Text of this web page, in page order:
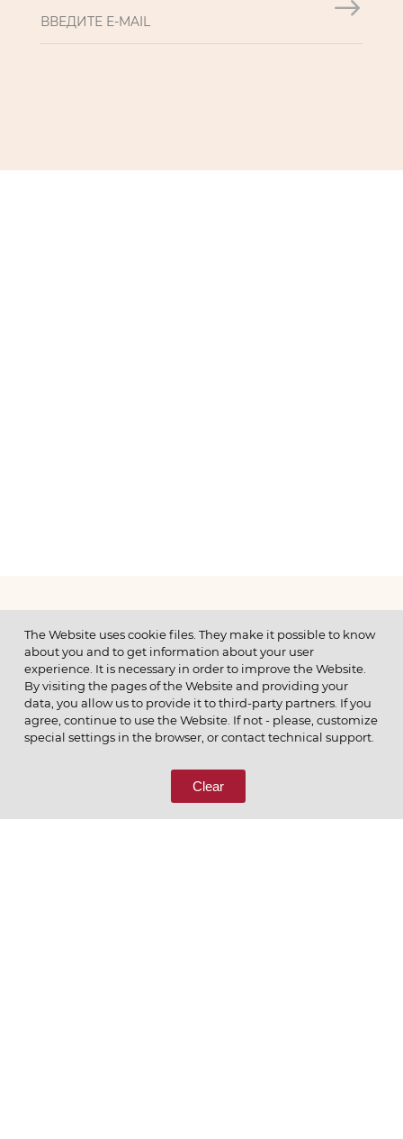
МЕНЮ
© 2026 ОАО
ПОЗВОНИТЕ НАМ
8 (800) 333-65-66
The Website uses cookie files. They make it possible to know
about you and to get information about your user
experience. It is necessary in order to improve the Website.
By visiting the pages of the Website and providing your
data, you allow us to provide it to third-party partners. If you
agree, continue to use the Website. If not - please, customize
special settings in the browser, or contact technical support.
Clear